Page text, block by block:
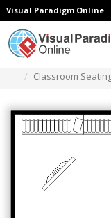
Visual Paradigm Online
Classroom